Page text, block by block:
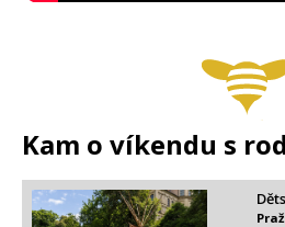
Kam o víkendu s